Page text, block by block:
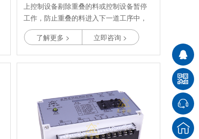
上控制设备剔除重叠的料或控制设备暂停
工作，防止重叠的料进入下一道工序中，
同时起到保护生产设备和避免生产材料的
浪费，常用在汽车、家电、激光等冲压拉
伸焊接件。
了解更多 > 立即咨询 >